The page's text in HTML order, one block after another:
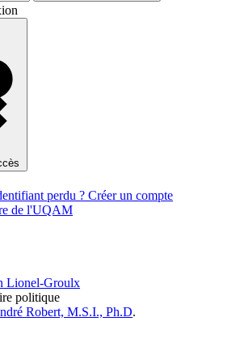
perdu ? Créer un compte
politique
Robert, M.S.I., Ph.D.